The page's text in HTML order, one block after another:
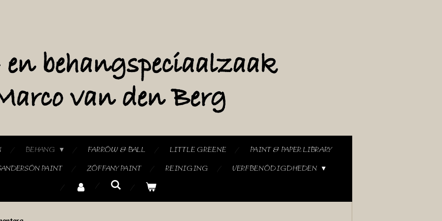
BEHANG FARROW & BALL LITTLE GREENE
PAINT & PAPER LIBRARY
PAINT ZOFFANY PAINT REINIGING VERFBENODIGDHEDEN